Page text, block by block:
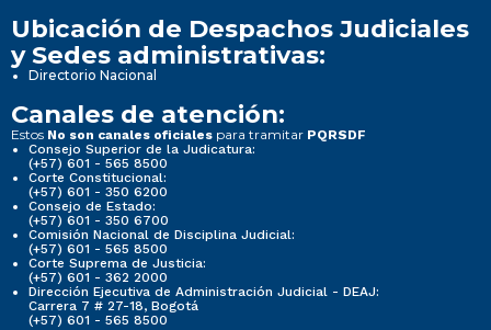
Ubicación de Despachos Judiciales
y Sedes administrativas:
Directorio Nacional
Canales de atención:
Estos No son canales oficiales para tramitar PQRSDF
Consejo Superior de la Judicatura:
(+57) 601 - 565 8500
Corte Constitucional:
(+57) 601 - 350 6200
Consejo de Estado:
(+57) 601 - 350 6700
Comisión Nacional de Disciplina Judicial:
(+57) 601 - 565 8500
Corte Suprema de Justicia:
(+57) 601 - 362 2000
Dirección Ejecutiva de Administración Judicial - DEAJ:
Carrera 7 # 27-18, Bogotá
(+57) 601 - 565 8500